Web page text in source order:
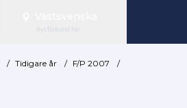
Byt förbund här
/ Tidigare år / F/P 2007
/